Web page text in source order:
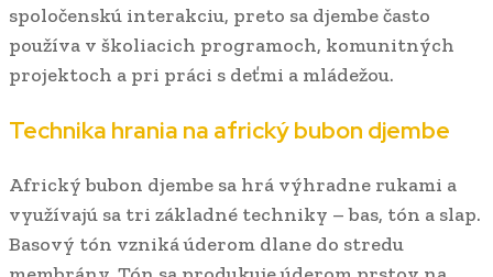
spoločenskú interakciu, preto sa djembe často
používa v školiacich programoch, komunitných
projektoch a pri práci s deťmi a mládežou.
Technika hrania na africký bubon djembe
Africký bubon djembe sa hrá výhradne rukami a
využívajú sa tri základné techniky – bas, tón a slap.
Basový tón vzniká úderom dlane do stredu